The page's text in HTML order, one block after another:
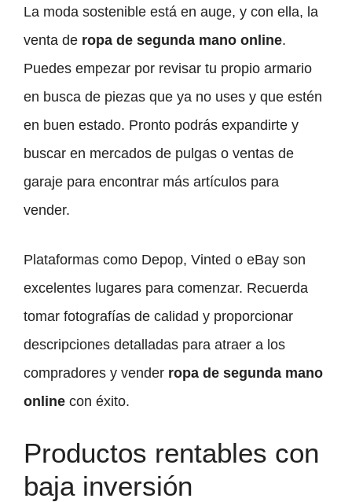
La moda sostenible está en auge, y con ella, la
venta de ropa de segunda mano online.
Puedes empezar por revisar tu propio armario
en busca de piezas que ya no uses y que estén
en buen estado. Pronto podrás expandirte y
buscar en mercados de pulgas o ventas de
garaje para encontrar más artículos para
vender.
Plataformas como Depop, Vinted o eBay son
excelentes lugares para comenzar. Recuerda
tomar fotografías de calidad y proporcionar
descripciones detalladas para atraer a los
compradores y vender ropa de segunda mano
online con éxito.
Productos rentables con
baja inversión